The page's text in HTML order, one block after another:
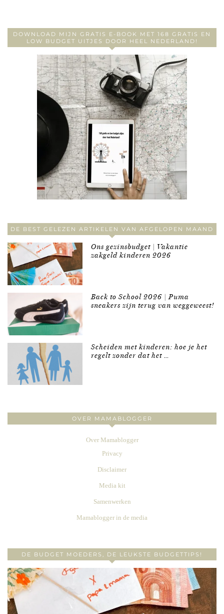
DOWNLOAD MIJN GRATIS E-BOOK MET 168 GRATIS EN
LOW BUDGET UITJES DOOR HEEL NEDERLAND!
DE BEST GELEZEN ARTIKELEN VAN AFGELOPEN MAAND
Ons gezinsbudget | Vakantie
zakgeld kinderen 2026
Back to School 2026 | Puma
sneakers zijn terug van weggeweest!
Scheiden met kinderen: hoe je het
regelt zonder dat het …
OVER MAMABLOGGER
Over Mamablogger
Privacy
Disclaimer
Media kit
Samenwerken
Mamablogger in de media
DE BUDGET MOEDERS, DE LEUKSTE BUDGETTIPS!